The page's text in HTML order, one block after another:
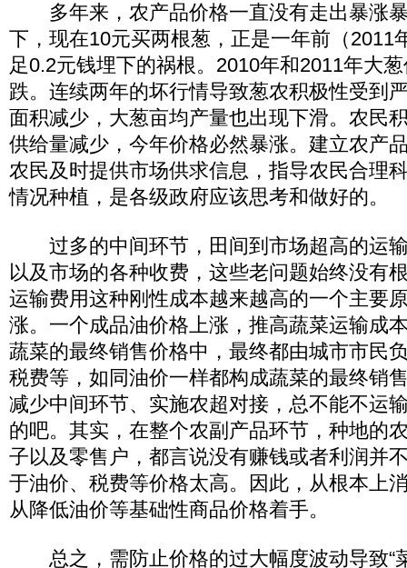
多年来，农产品价格一直没有走出暴涨
下，现在10元买两根葱，正是一年前（2011
足0.2元钱埋下的祸根。2010年和2011年大
跌。连续两年的坏行情导致葱农积极性受到
面积减少，大葱亩均产量也出现下滑。农民
供给量减少，今年价格必然暴涨。建立农产
农民及时提供市场供求信息，指导农民合理
情况种植，是各级政府应该思考和做好的。
过多的中间环节，田间到市场超高的运
以及市场的各种收费，这些老问题始终没有
运输费用这种刚性成本越来越高的一个主要
涨。一个成品油价格上涨，推高蔬菜运输成
蔬菜的最终销售价格中，最终都由城市市民
税费等，如同油价一样都构成蔬菜的最终销
减少中间环节、实施农超对接，总不能不运
的吧。其实，在整个农副产品环节，种地的
子以及零售户，都言说没有赚钱或者利润并
于油价、税费等价格太高。因此，从根本上
从降低油价等基础性商品价格着手。
总之，需防止价格的过大幅度波动导致“